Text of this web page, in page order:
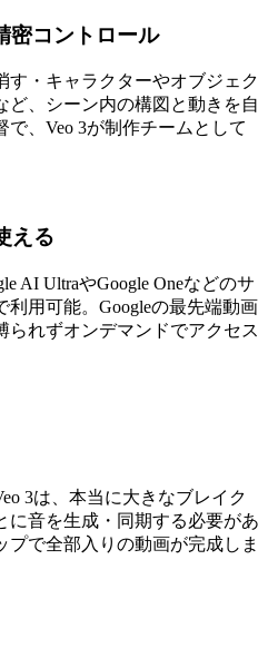
密コントロール
す・キャラクターやオブジェク
ど、シーン内の構図と動きを自
、Veo 3が制作チームとして
える
AI UltraやGoogle Oneなどのサ
用可能。Googleの最先端動画
られずオンデマンドでアクセス
3は、本当に大きなブレイク
に音を生成・同期する必要があ
プで全部入りの動画が完成しま